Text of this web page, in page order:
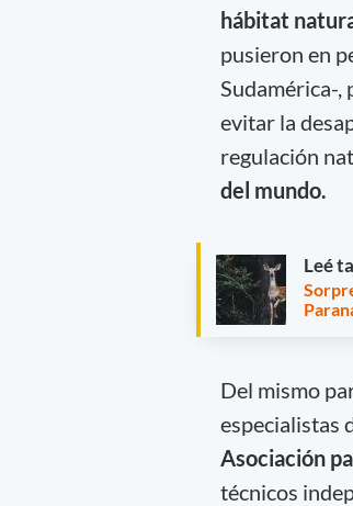
hábitat
pusieron en
Sudamérica-,
evitar la
regulación
del mundo.
Leé
Del mismo
especialistas
Asociación
técnicos